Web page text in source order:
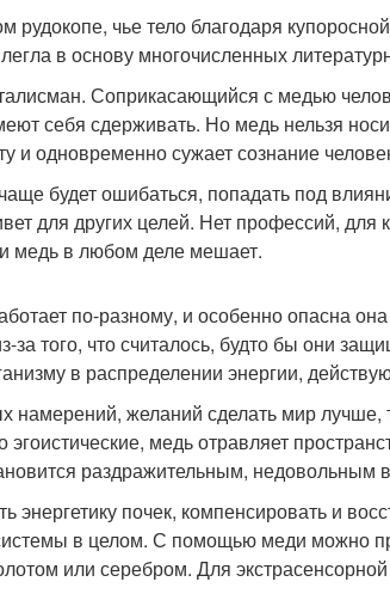
рудокопе, чье тело благодаря
в основу многочисленных
Соприкасающийся с медью
себя сдерживать. Но медь нельзя
и одновременно сужает сознание
будет ошибаться, попадать под
для других целей. Нет профессий,
медь в любом деле мешает.
по-разному, и особенно опасна
за того, что считалось, будто бы они
в распределении энергии,
намерений, желаний сделать мир лучше,
медь отравляет
раздражительным, недовольным
энергетику почек, компенсировать и
в целом. С помощью меди можно
или серебром. Для